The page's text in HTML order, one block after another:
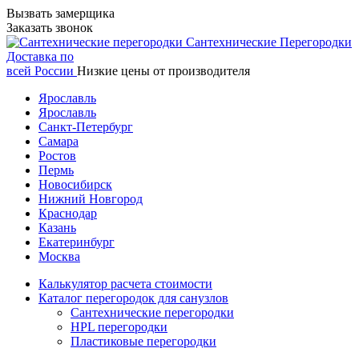
Вызвать замерщика
Заказать звонок
Сантехнические Перегородки
Доставка по
всей России Низкие цены от производителя
Ярославль
Ярославль
Санкт-Петербург
Самара
Ростов
Пермь
Новосибирск
Нижний Новгород
Краснодар
Казань
Екатеринбург
Москва
Калькулятор расчета стоимости
Каталог перегородок для санузлов
Сантехнические перегородки
HPL перегородки
Пластиковые перегородки